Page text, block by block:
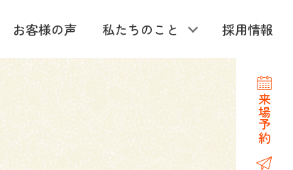
お客様の声 私たちのこと 採用情報
来場予約